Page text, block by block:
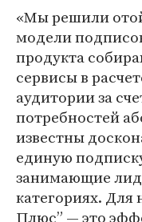
«Мы решили
модели
продукта
сервисы в
аудитории за
потребностей
известны
единую
занимающие
категориях.
Плюс” — это